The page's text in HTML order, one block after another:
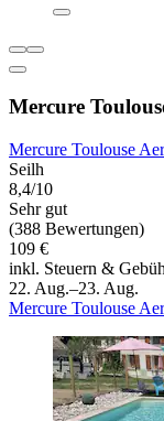
Mercure
Mercure Toulouse
Seilh
8,4/10
Sehr gut
(388 Bewertungen)
109 €
inkl. Steuern &
22. Aug.–23. Aug.
Mercure Toulouse